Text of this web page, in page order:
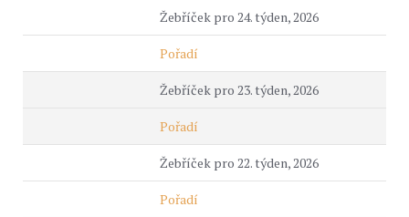
Žebříček pro 24. týden, 2026
Pořadí
Žebříček pro 23. týden, 2026
Pořadí
Žebříček pro 22. týden, 2026
Pořadí